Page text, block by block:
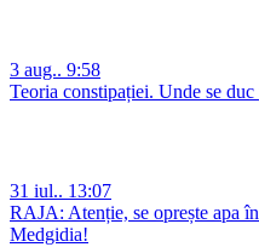
3 aug.. 9:58
Teoria constipației. Unde se
31 iul.. 13:07
RAJA: Atenție, se oprește apa
Medgidia!